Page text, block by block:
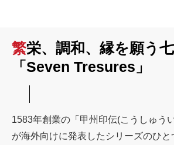
繁栄、調和、縁を願う七宝柄
「Seven Tresures」
1583年創業の「甲州印伝(こうしゅう
が海外向けに発表したシリーズのひと